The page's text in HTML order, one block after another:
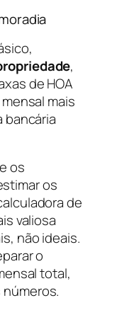
,
de HOA
mais
bancária
os
os
de
valiosa
não ideais.
o
total,